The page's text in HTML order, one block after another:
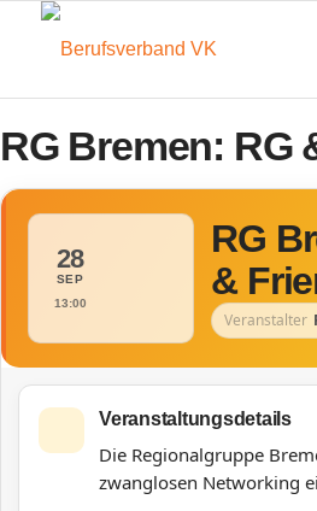
RG Bremen: RG
28
SEP
13:00
RG
&
Veranstalter
Veranstaltungsdetails
Die Regionalgruppe
zwanglosen Networking